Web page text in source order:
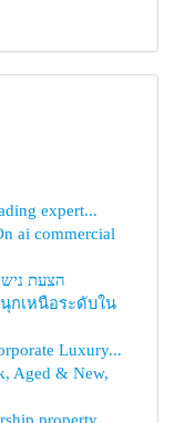
expert...
ai commercial
הצעת
กเหนือระดับใน
Luxury...
Aged & New,